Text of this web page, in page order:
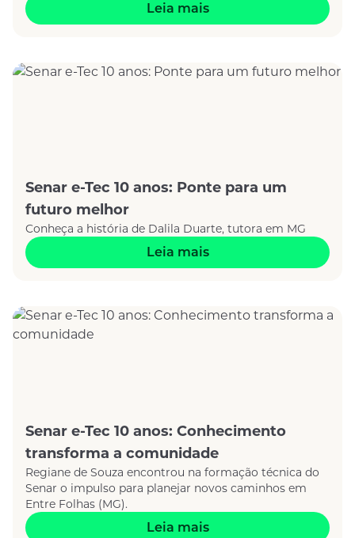
Leia mais
Senar e-Tec 10 anos: Ponte para um
futuro melhor
Conheça a história de Dalila Duarte, tutora em MG
Leia mais
Senar e-Tec 10 anos: Conhecimento
transforma a comunidade
Regiane de Souza encontrou na formação técnica do
Senar o impulso para planejar novos caminhos em
Entre Folhas (MG).
Leia mais